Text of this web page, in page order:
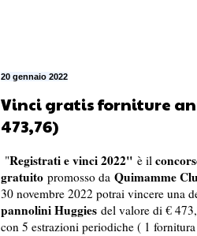
20 gennaio 2022
Vinci gratis forniture
473,76)
"Registrati e vinci 2022" è il
gratuitopromosso da Quimamme
30 novembre 2022 potrai vincere una
pannolini Huggiesdel valore di €
con 5 estrazioni periodiche ( 1